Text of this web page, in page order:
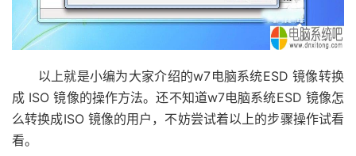
以上就是小编为大家介绍的w7电脑系统ESD 镜像转换
成 ISO 镜像的操作方法。还不知道w7电脑系统ESD 镜像怎
么转换成ISO 镜像的用户，不妨尝试着以上的步骤操作试看
看。